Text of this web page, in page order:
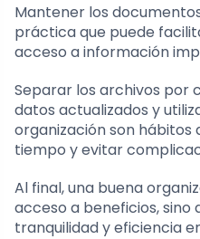
Mantener los
práctica que puede
acceso a información
Separar los archivos por
datos actualizados y
organización son hábitos
tiempo y evitar
Al final, una buena
acceso a beneficios,
tranquilidad y eficiencia